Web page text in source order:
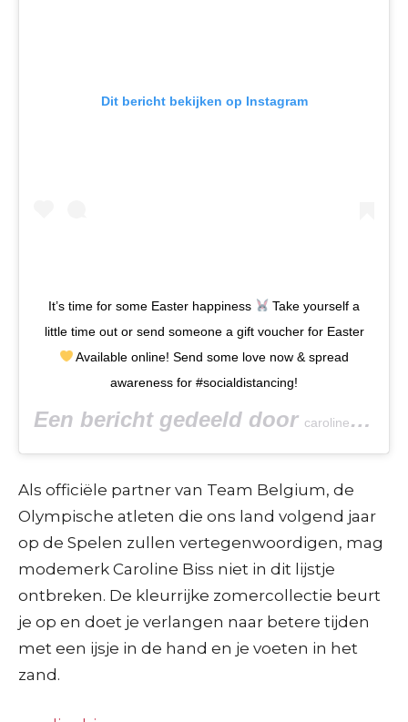
Dit bericht bekijken op Instagram
It’s time for some Easter happiness
Take yourself a
little time out or send someone a gift voucher for Easter
Available online! Send some love now & spread
awareness for #socialdistancing!
Een bericht gedeeld door caroline biss
Als officiële partner van Team Belgium, de
Olympische atleten die ons land volgend jaar
op de Spelen zullen vertegenwoordigen, mag
modemerk Caroline Biss niet in dit lijstje
ontbreken. De kleurrijke zomercollectie beurt
je op en doet je verlangen naar betere tijden
met een ijsje in de hand en je voeten in het
zand.